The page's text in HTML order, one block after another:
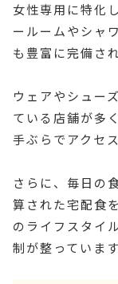
女性専用に特化
ールームやシャ
も豊富に完備さ
ウェアやシュー
ている店舗が多
手ぶらでアクセ
さらに、毎日の
算された宅配食
のライフスタイ
制が整っています